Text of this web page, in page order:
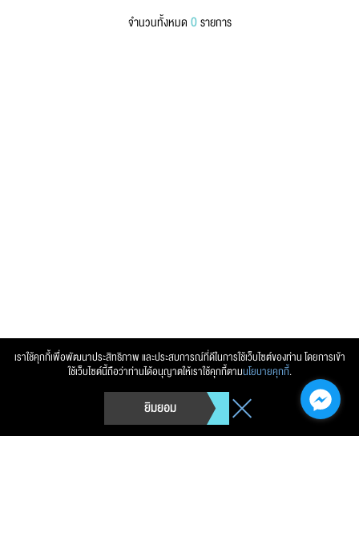
เราใช้คุกกี้เพื่อพัฒนาประสิทธิภาพ และประสบการณ์ที่ดีในการใช้เว็บไซต์ของท่าน โดยการเข้า
ใช้เว็บไซต์นี้ถือว่าท่านได้อนุญาตให้เราใช้คุกกี้ตามนโยบายคุกกี้.
ยิมยอม
จำนวนทั้งหมด 0รายการ